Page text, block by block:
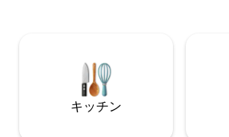
フ、ビーチ、リゾートダイニングをお楽
しみください。オプションのリゾートパ
スをご購入いただくと、リッツ・カール
トン・リザーブならではのアメニティ・
キッチン